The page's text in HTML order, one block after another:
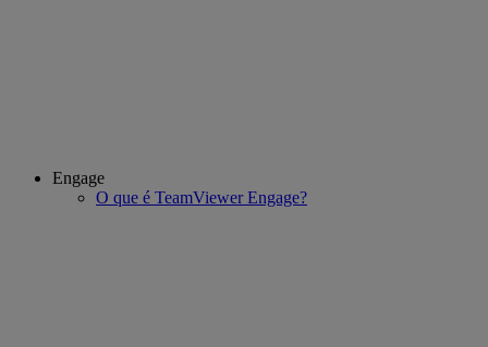
Engage
O que é TeamViewer Engage?